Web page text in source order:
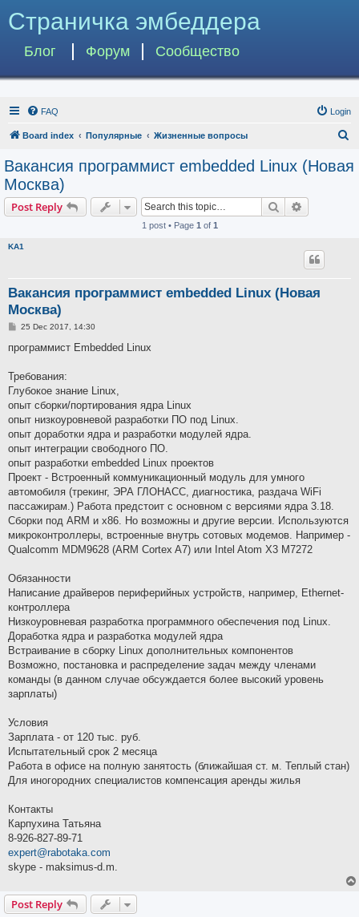
Страничка эмбеддера
Блог Форум Сообщество
FAQ Login
Board index Популярные Жизненные вопросы
a
Вакансия программист embedded Linux (Новая
Москва)
Post Reply Search
1 post • Page 1 of 1
KA1
Вакансия программист embedded Linux (Новая
Москва)
P
s
25 Dec 2017, 14:30
программист Embedded Linux
Требования:
Глубокое знание Linux,
опыт сборки/портирования ядра Linux
опыт низкоуровневой разработки ПО под Linux.
опыт доработки ядра и разработки модулей ядра.
опыт интеграции свободного ПО.
опыт разработки embedded Linux проектов
Проект - Встроенный коммуникационный модуль для умного
автомобиля (трекинг, ЭРА ГЛОНАСС, диагностика, раздача WiFi
пассажирам.) Работа предстоит с основном с версиями ядра 3.18.
Сборки под ARM и х86. Но возможны и другие версии. Используются
микроконтроллеры, встроенные внутрь сотовых модемов. Например -
Qualcomm MDM9628 (ARM Cortex A7) или Intel Atom X3 M7272
Обязанности
Написание драйверов периферийных устройств, например, Ethernet-
контроллера
Низкоуровневая разработка программного обеспечения под Linux.
Доработка ядра и разработка модулей ядра
Встраивание в сборку Linux дополнительных компонентов
Возможно, постановка и распределение задач между членами
команды (в данном случае обсуждается более высокий уровень
зарплаты)
Условия
Зарплата - от 120 тыс. руб.
Испытательный срок 2 месяца
Работа в офисе на полную занятость (ближайшая ст. м. Теплый стан)
Для иногородних специалистов компенсация аренды жилья
Контакты
Карпухина Татьяна
8-926-827-89-71
expert@rabotaka.com
skype - maksimus-d.m.
Post Reply